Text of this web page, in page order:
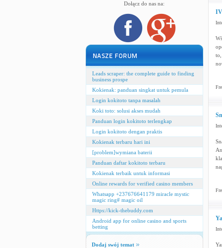
Dołącz do nas na:
Leads scraper: the complete guide to finding
business prospe
Kokienak: panduan singkat untuk pemula
Login kokitoto tanpa masalah
Koki toto: solusi akses mudah
Panduan login kokitoto terlengkap
Login kokitoto dengan praktis
Kokienak terbaru hari ini
[problem]wymiana baterii
Panduan daftar kokitoto terbaru
Kokienak terbaik untuk informasi
Online rewards for verified casino members
Whatsapp +237676641179 miracle mystic
magic ring# magic oil
Https://kick-thebuddy.com
Android app for online casino and sports
betting
Dodaj swój temat